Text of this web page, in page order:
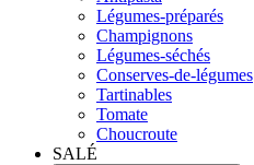
Légumes-préparés
Champignons
Légumes-séchés
Conserves-de-légumes
Tartinables
Tomate
Choucroute
SALÉ